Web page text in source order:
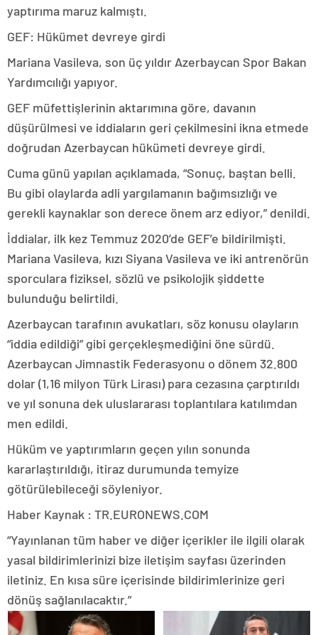
yaptırıma maruz kalmıştı.
GEF: Hükümet devreye girdi
Mariana Vasileva, son üç yıldır Azerbaycan Spor Bakan
Yardımcılığı yapıyor.
GEF müfettişlerinin aktarımına göre, davanın
düşürülmesi ve iddiaların geri çekilmesini ikna etmede
doğrudan Azerbaycan hükümeti devreye girdi.
Cuma günü yapılan açıklamada, “Sonuç, baştan belli.
Bu gibi olaylarda adli yargılamanın bağımsızlığı ve
gerekli kaynaklar son derece önem arz ediyor,” denildi.
İddialar, ilk kez Temmuz 2020’de GEF’e bildirilmişti.
Mariana Vasileva, kızı Siyana Vasileva ve iki antrenörün
sporculara fiziksel, sözlü ve psikolojik şiddette
bulunduğu belirtildi.
Azerbaycan tarafının avukatları, söz konusu olayların
“iddia edildiği” gibi gerçekleşmediğini öne sürdü.
Azerbaycan Jimnastik Federasyonu o dönem 32.800
dolar (1,16 milyon Türk Lirası) para cezasına çarptırıldı
ve yıl sonuna dek uluslararası toplantılara katılımdan
men edildi.
Hüküm ve yaptırımların geçen yılın sonunda
kararlaştırıldığı, itiraz durumunda temyize
götürülebileceği söyleniyor.
Haber Kaynak : TR.EURONEWS.COM
“Yayınlanan tüm haber ve diğer içerikler ile ilgili olarak
yasal bildirimlerinizi bize iletişim sayfası üzerinden
iletiniz. En kısa süre içerisinde bildirimlerinize geri
dönüş sağlanılacaktır.”